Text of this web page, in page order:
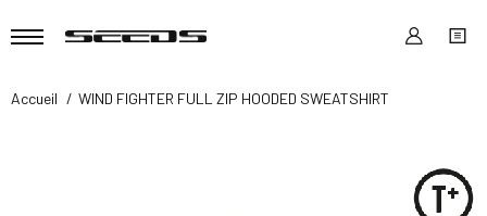
Accueil WIND FIGHTER FULL ZIP HOODED SWEATSHIRT